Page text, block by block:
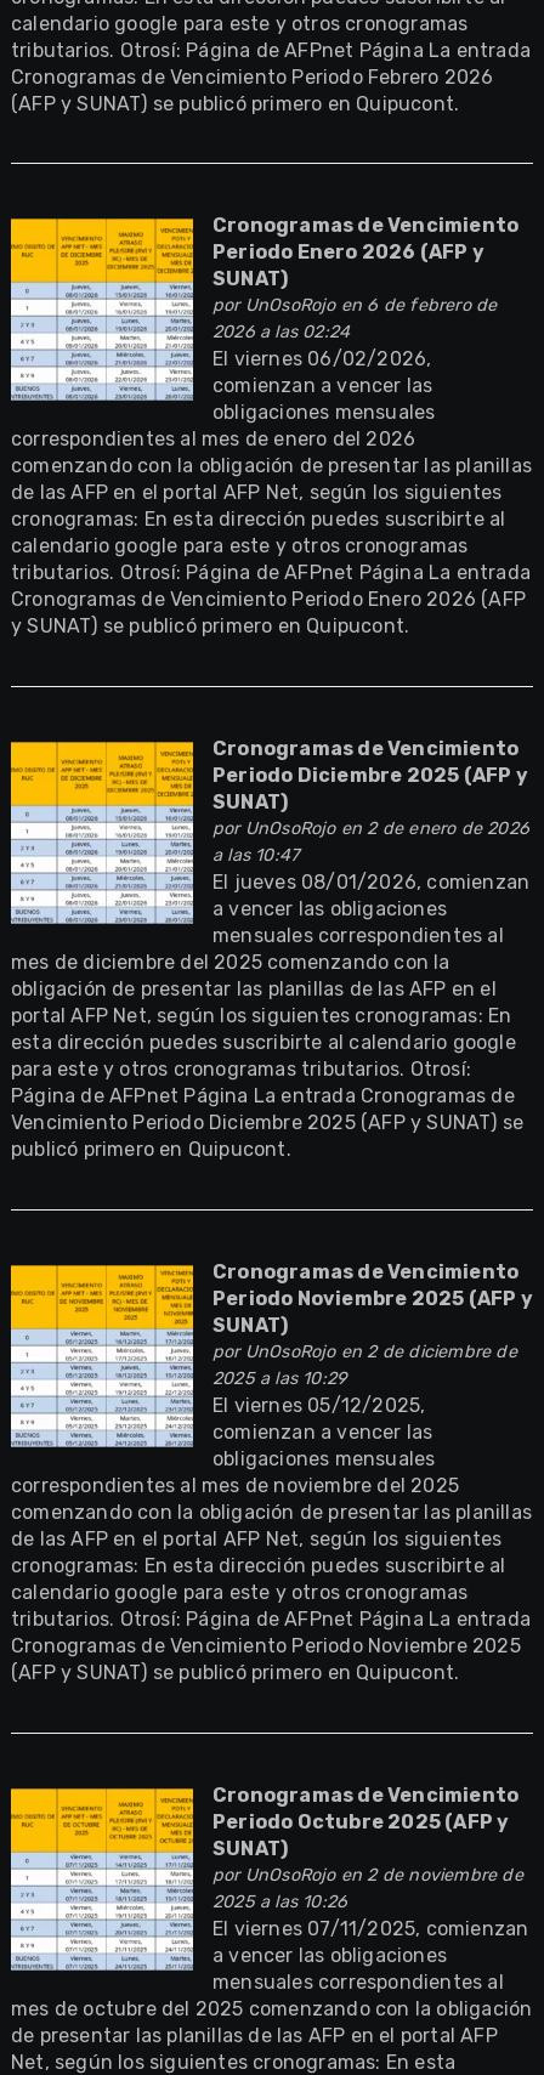
calendario google para este y otros cronogramas
tributarios. Otrosí: Página de AFPnet Página La entrada
Cronogramas de Vencimiento Periodo Febrero 2026
(AFP y SUNAT) se publicó primero en Quipucont.
Cronogramas de Vencimiento
Periodo Enero 2026 (AFP y
SUNAT)
por UnOsoRojoen 6 de febrero de
2026 a las 02:24
El viernes 06/02/2026,
comienzan a vencer las
obligaciones mensuales
correspondientes al mes de enero del 2026
comenzando con la obligación de presentar las planillas
de las AFP en el portal AFP Net, según los siguientes
cronogramas: En esta dirección puedes suscribirte al
calendario google para este y otros cronogramas
tributarios. Otrosí: Página de AFPnet Página La entrada
Cronogramas de Vencimiento Periodo Enero 2026 (AFP
y SUNAT) se publicó primero en Quipucont.
Cronogramas de Vencimiento
Periodo Diciembre 2025 (AFP y
SUNAT)
por UnOsoRojoen 2 de enero de 2026
a las 10:47
El jueves 08/01/2026, comienzan
a vencer las obligaciones
mensuales correspondientes al
mes de diciembre del 2025 comenzando con la
obligación de presentar las planillas de las AFP en el
portal AFP Net, según los siguientes cronogramas: En
esta dirección puedes suscribirte al calendario google
para este y otros cronogramas tributarios. Otrosí:
Página de AFPnet Página La entrada Cronogramas de
Vencimiento Periodo Diciembre 2025 (AFP y SUNAT) se
publicó primero en Quipucont.
Cronogramas de Vencimiento
Periodo Noviembre 2025 (AFP y
SUNAT)
por UnOsoRojoen 2 de diciembre de
2025 a las 10:29
El viernes 05/12/2025,
comienzan a vencer las
obligaciones mensuales
correspondientes al mes de noviembre del 2025
comenzando con la obligación de presentar las planillas
de las AFP en el portal AFP Net, según los siguientes
cronogramas: En esta dirección puedes suscribirte al
calendario google para este y otros cronogramas
tributarios. Otrosí: Página de AFPnet Página La entrada
Cronogramas de Vencimiento Periodo Noviembre 2025
(AFP y SUNAT) se publicó primero en Quipucont.
Cronogramas de Vencimiento
Periodo Octubre 2025 (AFP y
SUNAT)
por UnOsoRojoen 2 de noviembre de
2025 a las 10:26
El viernes 07/11/2025, comienzan
a vencer las obligaciones
mensuales correspondientes al
mes de octubre del 2025 comenzando con la obligación
de presentar las planillas de las AFP en el portal AFP
Net, según los siguientes cronogramas: En esta